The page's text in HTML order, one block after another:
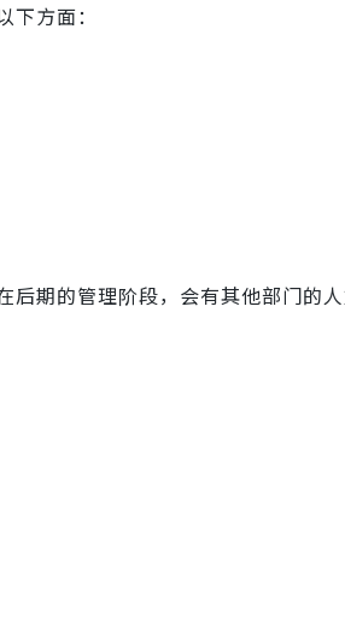
方面：
后期的管理阶段，会有其他部门的